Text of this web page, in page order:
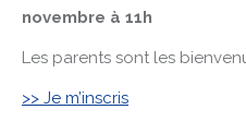
novembre à 11h
Les parents sont les
>> Je m’inscris